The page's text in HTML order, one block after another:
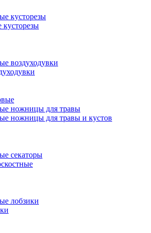
кусторезы
кусторезы
воздуходувки
ножницы для травы
ножницы для травы и кустов
секаторы
лобзики